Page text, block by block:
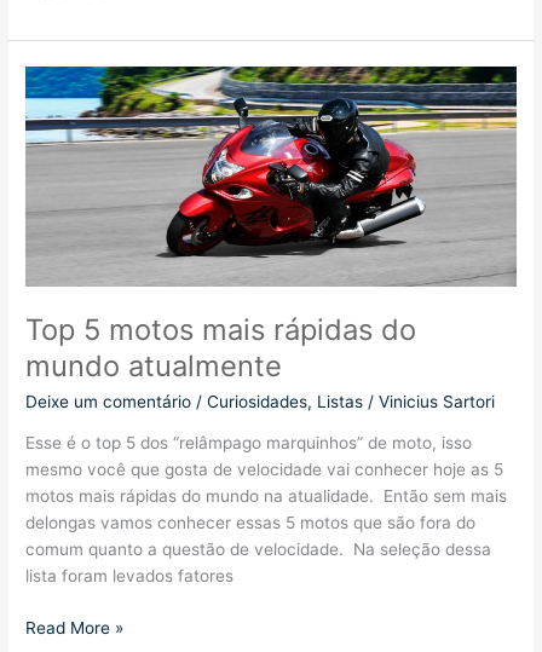
que
todo
mundo
comete
na
causar
Top 5 motos mais rápidas do
mundo atualmente
Deixe um comentário /Curiosidades, Listas /Vinicius Sartori
Esse é o top 5 dos “relâmpago marquinhos” de moto, isso
mesmo você que gosta de velocidade vai conhecer hoje as 5
motos mais rápidas do mundo na atualidade. Então sem mais
delongas vamos conhecer essas 5 motos que são fora do
comum quanto a questão de velocidade. Na seleção dessa
lista foram levados fatores
Top
Read More »